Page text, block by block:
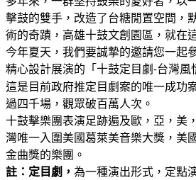
擊鼓的雙手，改造了台糖閒置空間，
術的奇蹟，高雄十鼓文創園區，就在
今年夏天，我們要誠摯的邀請您一起
精心設計展演的「十鼓定目劇-台灣風
這是目前政府推定目劇案的唯一成功
過四千場，觀眾破百萬人次。
十鼓擊樂團表演足跡遍及歐，亞，美
灣唯一入圍美國葛萊美音樂大獎，美
金曲獎的樂團。
註：定目劇， 為一種演出形式，定點